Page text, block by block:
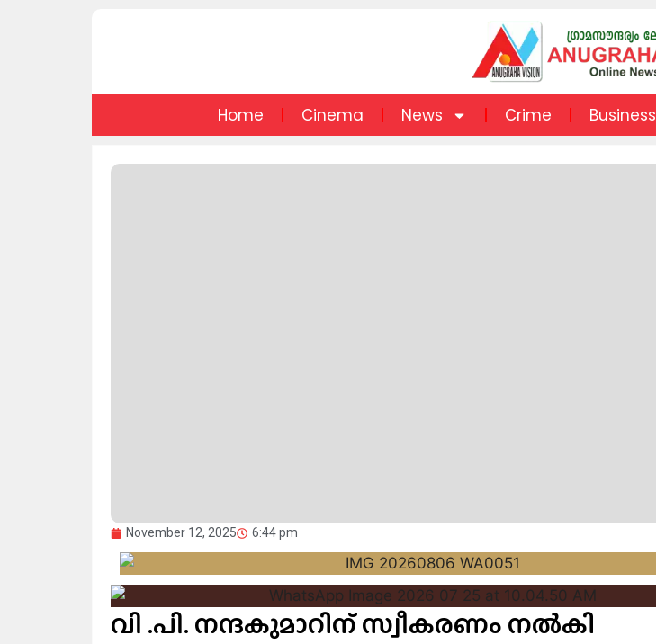
Home Cinema News Crime Business
November 12, 2025 6:44 pm
വി .പി. നന്ദകുമാറിന് സ്വീകരണം നല്‍കി